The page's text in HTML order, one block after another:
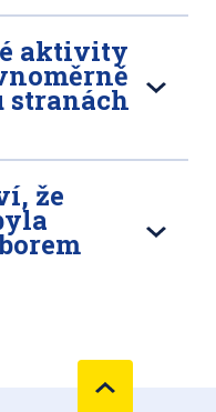
aktivity
stranách
že